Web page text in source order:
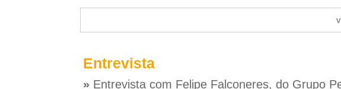
Entrevista
» Entrevista com Felipe Falconeres, do Grupo